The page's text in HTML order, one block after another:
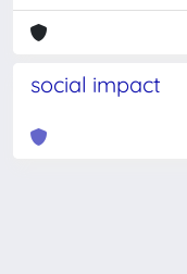
social impact